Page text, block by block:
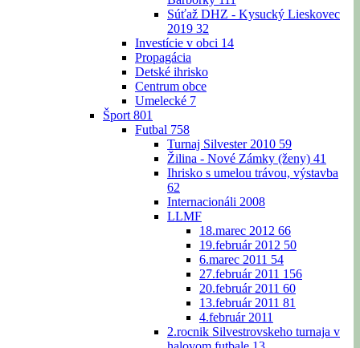
Súťaž DHZ - Kysucký Lieskovec
2019 32
Investície v obci 14
Propagácia
Detské ihrisko
Centrum obce
Umelecké 7
Šport 801
Futbal 758
Turnaj Silvester 2010 59
Žilina - Nové Zámky (ženy) 41
Ihrisko s umelou trávou, výstavba
62
Internacionáli 2008
LLMF
18.marec 2012 66
19.február 2012 50
6.marec 2011 54
27.február 2011 156
20.február 2011 60
13.február 2011 81
4.február 2011
2.rocnik Silvestrovskeho turnaja v